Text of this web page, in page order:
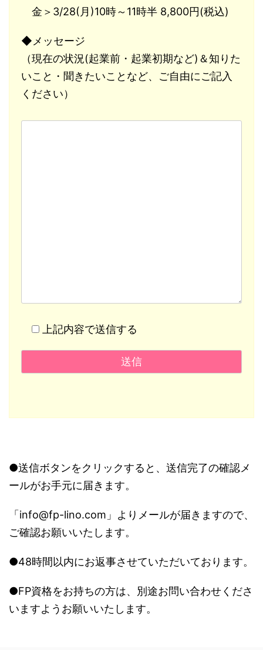
金＞3/28(月)10時～11時半 8,800円(税込)
◆メッセージ
（現在の状況(起業前・起業初期など)＆知りた
いこと・聞きたいことなど、ご自由にご記入
ください）
上記内容で送信する
●送信ボタンをクリックすると、送信完了の確認メ
ールがお手元に届きます。
「info@fp-lino.com」よりメールが届きますので、
ご確認お願いいたします。
●48時間以内にお返事させていただいております。
●FP資格をお持ちの方は、別途お問い合わせくださ
いますようお願いいたします。